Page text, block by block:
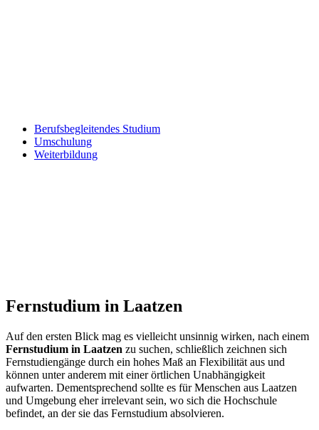
Berufsbegleitendes Studium
Umschulung
Weiterbildung
Fernstudium in Laatzen
Auf den ersten Blick mag es vielleicht unsinnig wirken, nach einem
Fernstudium in Laatzen zu suchen, schließlich zeichnen sich
Fernstudiengänge durch ein hohes Maß an Flexibilität aus und
können unter anderem mit einer örtlichen Unabhängigkeit
aufwarten. Dementsprechend sollte es für Menschen aus Laatzen
und Umgebung eher irrelevant sein, wo sich die Hochschule
befindet, an der sie das Fernstudium absolvieren.